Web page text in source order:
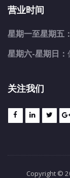
营业时间
星期一至星期五：
星期六-星期日：
关注我们
Copyright ©